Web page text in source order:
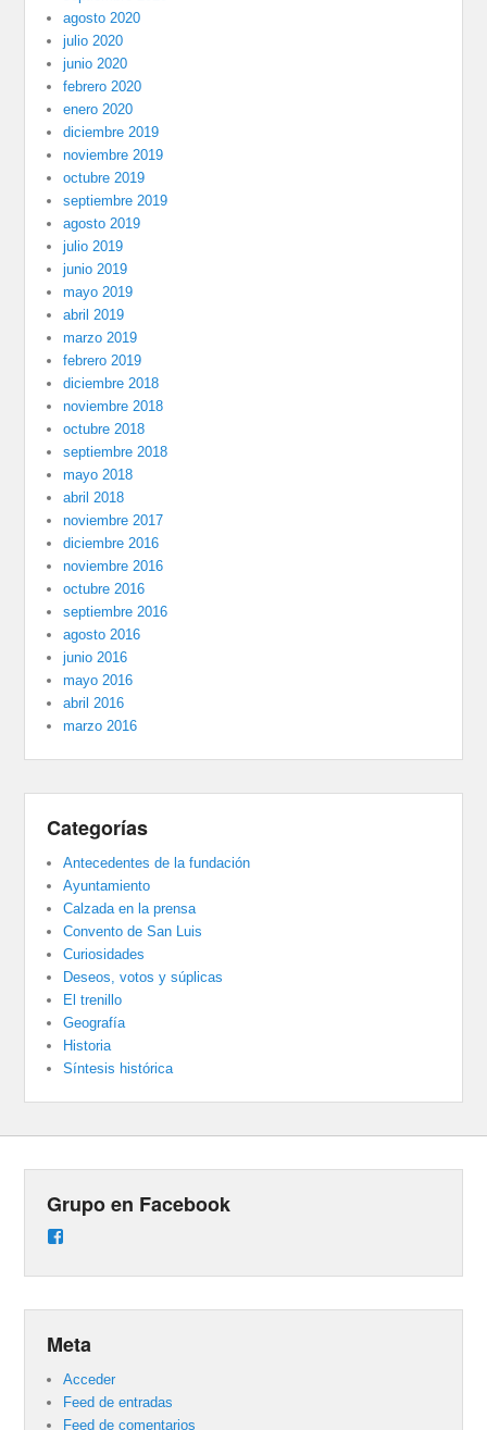
agosto 2020
julio 2020
junio 2020
febrero 2020
enero 2020
diciembre 2019
noviembre 2019
octubre 2019
septiembre 2019
agosto 2019
julio 2019
junio 2019
mayo 2019
abril 2019
marzo 2019
febrero 2019
diciembre 2018
noviembre 2018
octubre 2018
septiembre 2018
mayo 2018
abril 2018
noviembre 2017
diciembre 2016
noviembre 2016
octubre 2016
septiembre 2016
agosto 2016
junio 2016
mayo 2016
abril 2016
marzo 2016
Categorías
Antecedentes de la fundación
Ayuntamiento
Calzada en la prensa
Convento de San Luis
Curiosidades
Deseos, votos y súplicas
El trenillo
Geografía
Historia
Síntesis histórica
Grupo en Facebook
en
Meta
Acceder
Feed de entradas
Feed de comentarios